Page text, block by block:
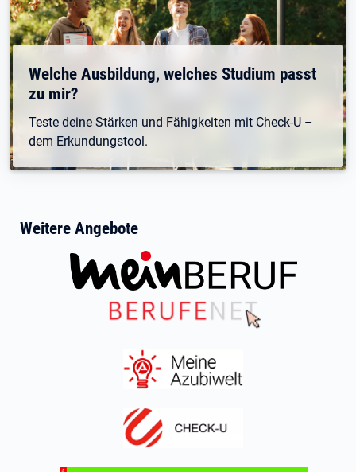
Welche Ausbildung, welches Studium passt
zu mir?
Teste deine Stärken und Fähigkeiten mit Check-U –
dem Erkundungstool.
Weitere Angebote